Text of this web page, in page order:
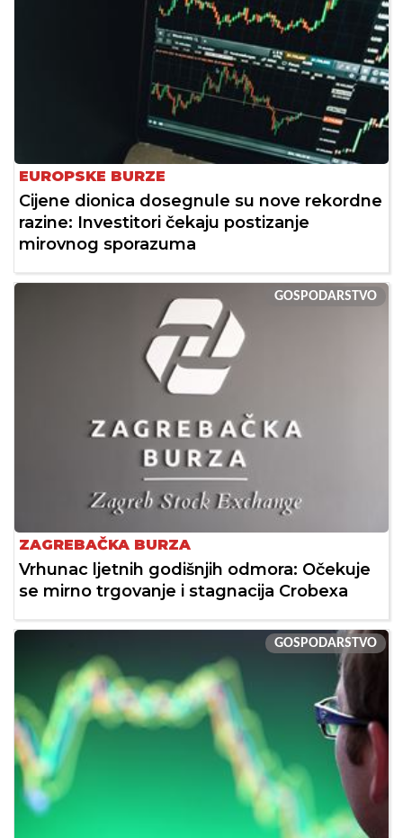
EUROPSKE BURZE
Cijene dionica dosegnule su nove rekordne
razine: Investitori čekaju postizanje
mirovnog sporazuma
GOSPODARSTVO
ZAGREBAČKA BURZA
Vrhunac ljetnih godišnjih odmora: Očekuje
se mirno trgovanje i stagnacija Crobexa
GOSPODARSTVO